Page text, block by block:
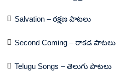
Salvation – రక్షణ పాటలు
Second Coming – రాకడ పాటలు
Telugu Songs – తెలుగు పాటలు